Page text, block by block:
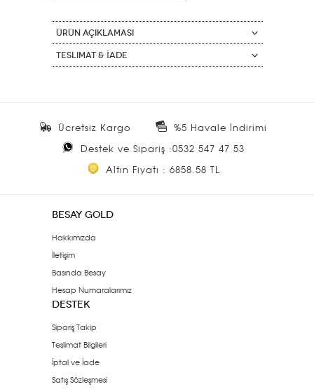
ÜRÜN AÇIKLAMASI
Teslimat & İade
Ücretsiz Kargo
%5 Havale İndirimi
Destek ve Sipariş :0532 547 47 53
Altın Fiyatı : 6858.58 TL
BESAY GOLD
Hakkımızda
İletişim
Basında Besay
Hesap Numaralarımız
DESTEK
Sipariş Takip
Teslimat Bilgileri
İptal ve İade
Satış Sözleşmesi